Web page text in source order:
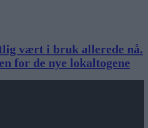
vært i bruk allerede nå.
for de nye lokaltogene